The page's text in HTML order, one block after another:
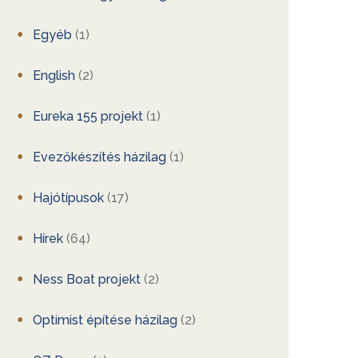
Egyéb (1)
English (2)
Eureka 155 projekt (1)
Evezőkészítés házilag (1)
Hajótípusok (17)
Hírek (64)
Ness Boat projekt (2)
Optimist építése házilag (2)